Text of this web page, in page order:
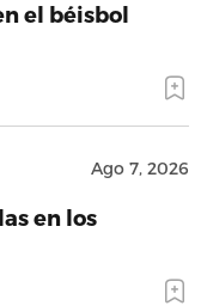
el béisbol
Ago 7, 2026
en los